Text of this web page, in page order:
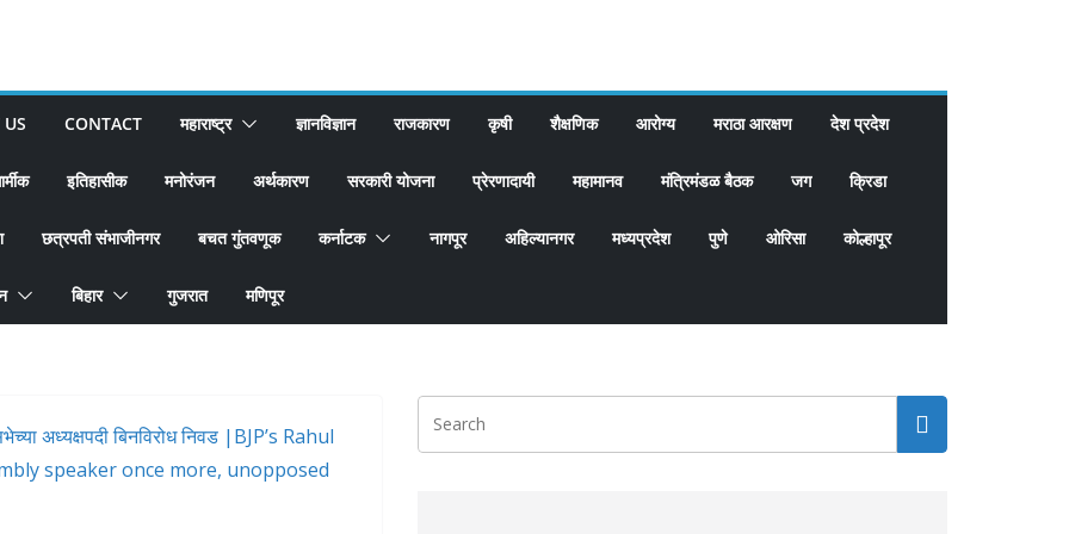
CONTACT महाराष्ट्र ज्ञानविज्ञान राजकारण कृषी शैक्षणिक आरोग्य मराठा आरक्षण देश प्रदेश
इतिहासीक मनोरंजन अर्थकारण सरकारी योजना प्रेरणादायी महामानव मंत्रिमंडळ बैठक जग क्रिडा
छत्रपती संभाजीनगर बचत गुंतवणूक कर्नाटक नागपूर अहिल्यानगर मध्यप्रदेश पुणे ओरिसा कोल्हापूर
बिहार गुजरात मणिपूर